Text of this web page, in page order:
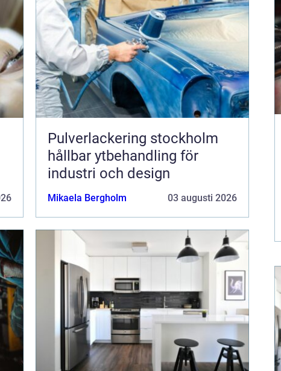
Pulverlackering stockholm
hållbar ytbehandling för
industri och design
Mikaela Bergholm 03 augusti 2026